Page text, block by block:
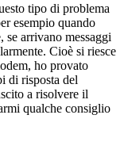
tipo di problema
esempio quando
se arrivano messaggi
Cioè si riesce
ho provato
di risposta del
a risolvere il
qualche consiglio